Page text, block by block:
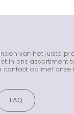
van het juiste
in ons assortiment
op met onze
FAQ